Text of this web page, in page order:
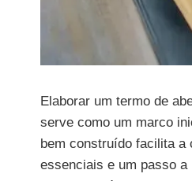
Elaborar um termo de
serve como um marco
bem construído facilita a
essenciais e um passo